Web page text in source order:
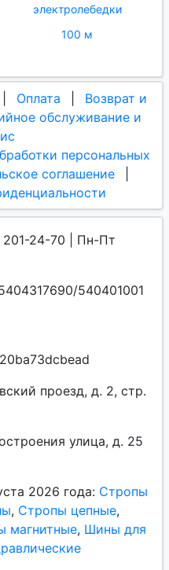
электролебедки
100 м
Оплата
Возврат и
обслуживание и
персональных
соглашение
201-24-70 | Пн-Пт
540401001
проезд, д. 2, стр.
улица, д. 25
2026 года: Стропы
, Стропы цепные,
магнитные, Шины для